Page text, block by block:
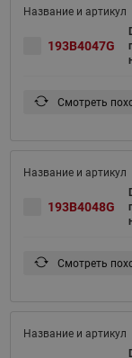
193B4047G
Смотреть
193B4048G
Смотреть